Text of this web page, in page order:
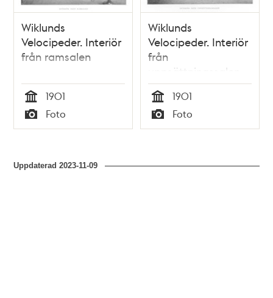
Wiklunds
Velocipeder. Interiör
från ramsalen
Tid
1901
Typ
Foto
Wiklunds
Velocipeder. Interiör
från
uppsättningssalen
Tid
1901
Typ
Foto
Uppdaterad2023-11-09